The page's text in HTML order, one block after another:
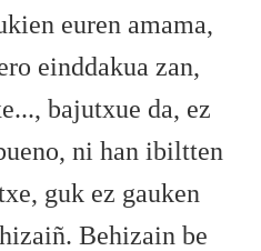
euren amama,
einddakua zan,
bajutxue da, ez
ni han ibiltten
guk ez gauken
Behizain be